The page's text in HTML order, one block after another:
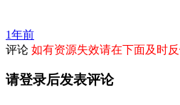
1年前
评论 如有资源失效请在下面及时反
请登录后发表评论